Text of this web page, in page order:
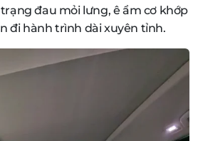
đau mỏi lưng, ê ẩm cơ khớp
đi hành trình dài xuyên tỉnh.